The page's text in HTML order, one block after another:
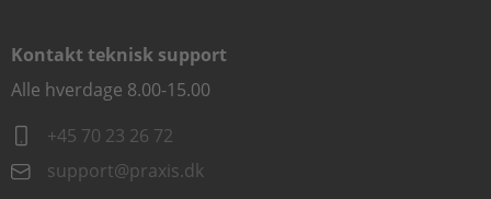
Kontakt teknisk support
Alle hverdage 8.00-15.00
+45 70 23 26 72
support@praxis.dk